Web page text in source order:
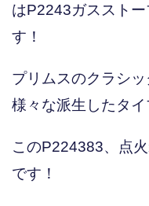
はP2243ガススト
す！
プリムスのクラシッ
様々な派生したタイ
このP224383、点
です！